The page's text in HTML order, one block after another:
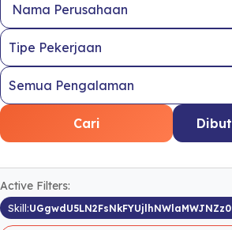
Nama Perusahaan
Cari
Active Filters:
Skill: